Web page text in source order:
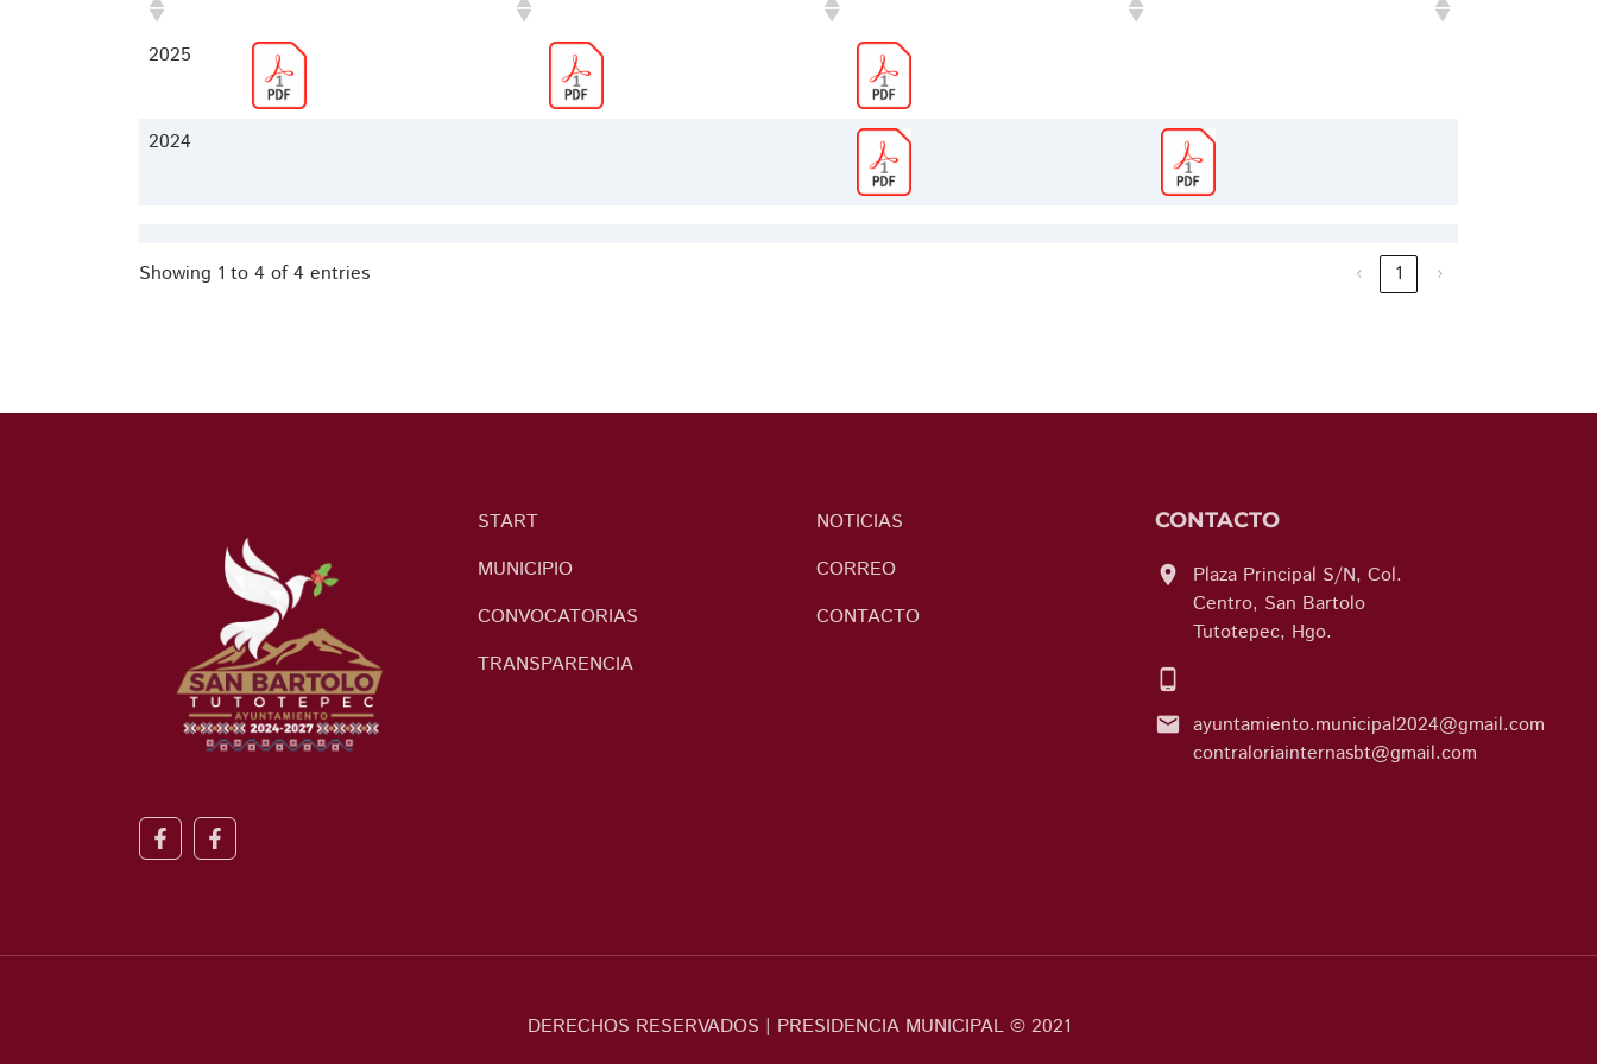
2025
2024
Showing 1 to 4 of 4 entries ‹ 1 ›
START
MUNICIPIO
CONVOCATORIAS
TRANSPARENCIA
NOTICIAS
CORREO
CONTACTO
CONTACTO
location_on
Plaza Principal S/N, Col.
Centro, San Bartolo
Tutotepec, Hgo.
phone_android
email ayuntamiento.municipal2024@gmail.com
contraloriainternasbt@gmail.com
DERECHOS RESERVADOS | PRESIDENCIA MUNICIPAL © 2021